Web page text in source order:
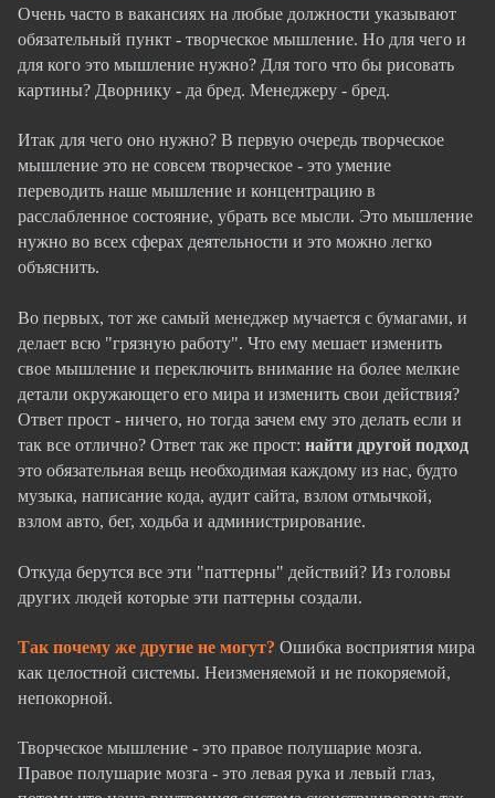
Очень часто в вакансиях на любые должности указывают
обязательный пункт - творческое мышление. Но для чего и
для кого это мышление нужно? Для того что бы рисовать
картины? Дворнику - да бред. Менеджеру - бред.
Итак для чего оно нужно? В первую очередь творческое
мышление это не совсем творческое - это умение
переводить наше мышление и концентрацию в
расслабленное состояние, убрать все мысли. Это мышление
нужно во всех сферах деятельности и это можно легко
объяснить.
Во первых, тот же самый менеджер мучается с бумагами, и
делает всю "грязную работу". Что ему мешает изменить
свое мышление и переключить внимание на более мелкие
детали окружающего его мира и изменить свои действия?
Ответ прост - ничего, но тогда зачем ему это делать если и
так все отлично? Ответ так же прост: найти другой подход
это обязательная вещь необходимая каждому из нас, будто
музыка, написание кода, аудит сайта, взлом отмычкой,
взлом авто, бег, ходьба и администрирование.
Откуда берутся все эти "паттерны" действий? Из головы
других людей которые эти паттерны создали.
Так почему же другие не могут? Ошибка восприятия мира
как целостной системы. Неизменяемой и не покоряемой,
непокорной.
Творческое мышление - это правое полушарие мозга.
Правое полушарие мозга - это левая рука и левый глаз,